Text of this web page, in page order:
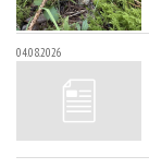
04.08.2026